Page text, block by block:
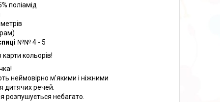
поліамід
№№ 4 - 5
кольорів!
неймовірно м'якими і ніжними
дитячих речей.
розпушується небагато.